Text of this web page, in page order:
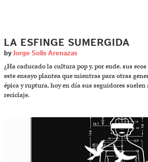
LA ESFINGE SUMERGIDA
by Jorge Solís Arenazas
¿Ha caducado la cultura pop y, por ende, sus
este ensayo plantea que mientras para otras
épica y ruptura, hoy en día sus seguidores
reciclaje.